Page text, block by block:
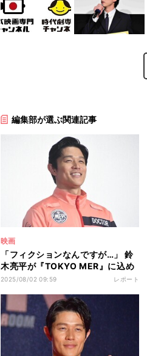
編集部が選ぶ関連記事
映画
「フィクションなんですが…」 鈴
木亮平が『TOKYO MER』に込め
た“子どもたちへのメッセージ”
2025/08/02 09:59 レポート